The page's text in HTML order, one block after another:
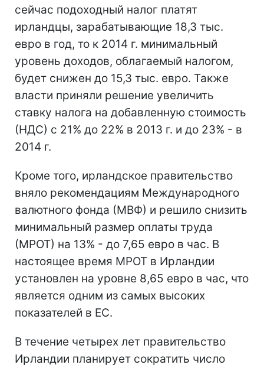
сейчас подоходный налог платят
ирландцы, зарабатывающие 18,3 тыс.
евро в год, то к 2014 г. минимальный
уровень доходов, облагаемый налогом,
будет снижен до 15,3 тыс. евро. Также
власти приняли решение увеличить
ставку налога на добавленную стоимость
(НДС) с 21% до 22% в 2013 г. и до 23% - в
2014 г.
Кроме того, ирландское правительство
вняло рекомендациям Международного
валютного фонда (МВФ) и решило снизить
минимальный размер оплаты труда
(МРОТ) на 13% - до 7,65 евро в час. В
настоящее время МРОТ в Ирландии
установлен на уровне 8,65 евро в час, что
является одним из самых высоких
показателей в ЕС.
В течение четырех лет правительство
Ирландии планирует сократить число